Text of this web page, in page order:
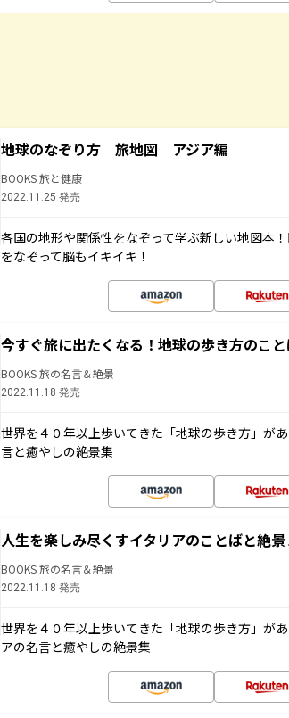
地球のなぞり方 旅地図 アジア編
BOOKS 旅と健康
2022.11.25 発売
各国の地形や関係性をなぞって学ぶ新しい地図本
をなぞって脳もイキイキ！
今すぐ旅に出たくなる！地球の歩き方のこ
BOOKS 旅の名言＆絶景
2022.11.18 発売
世界を４０年以上歩いてきた「地球の歩き方」が
言と癒やしの絶景集
人生を楽しみ尽くすイタリアのことばと絶景
BOOKS 旅の名言＆絶景
2022.11.18 発売
世界を４０年以上歩いてきた「地球の歩き方」が
アの名言と癒やしの絶景集